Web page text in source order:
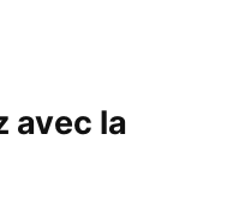
avec la